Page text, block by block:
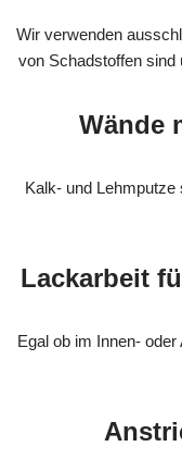
Wir verwenden
von Schadstoffen sind
Wände
Kalk- und
Lackarbeit
Egal ob im Innen-